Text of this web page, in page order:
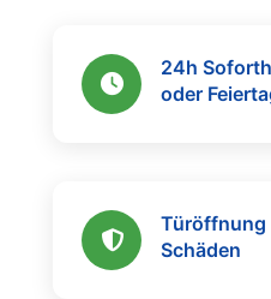
24h
oder
Türöffnung
Schäden